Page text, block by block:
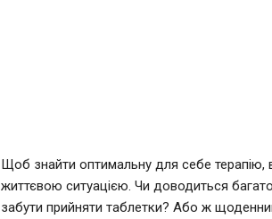
Щоб знайти оптимальну для себе
життєвою ситуацією. Чи доводиться
забути прийняти таблетки? Або ж